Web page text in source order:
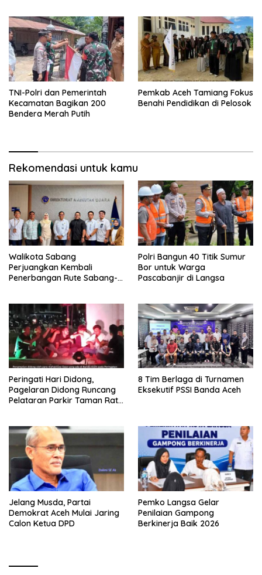
TNI-Polri dan Pemerintah
Kecamatan Bagikan 200
Bendera Merah Putih
Pemkab Aceh Tamiang Fokus
Benahi Pendidikan di Pelosok
Rekomendasi untuk kamu
Walikota Sabang
Perjuangkan Kembali
Penerbangan Rute Sabang-
Polri Bangun 40 Titik Sumur
Bor untuk Warga
Pascabanjir di Langsa
Peringati Hari Didong,
Pagelaran Didong Runcang
Pelataran Parkir Taman Ratu
8 Tim Berlaga di Turnamen
Eksekutif PSSI Banda Aceh
Jelang Musda, Partai
Demokrat Aceh Mulai Jaring
Calon Ketua DPD
Pemko Langsa Gelar
Penilaian Gampong
Berkinerja Baik 2026